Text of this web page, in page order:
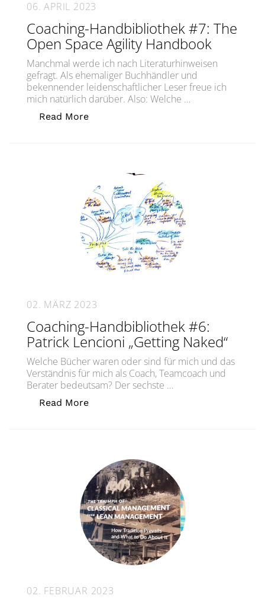
06. APRIL 2023
Coaching-Handbibliothek #7: The
Open Space Agility Handbook
Manchmal werde ich nach Literaturhinweisen
gefragt. Als ehemaliger Buchhändler und
bekennender leidenschaftlicher Leser freue ich
mich natürlich darüber. Also: Welche …
Read More„Coaching-Handbibliothek #7: The
02. MÄRZ 2023
Coaching-Handbibliothek #6:
Patrick Lencioni „Getting Naked“
Welche Bücher waren oder sind für mich und das
Verständnis für mich als Coach, Teamcoach und
Berater bedeutsam? Der sechste …
Read More„Coaching-Handbibliothek #6: Patrick
02. FEBRUAR 2023